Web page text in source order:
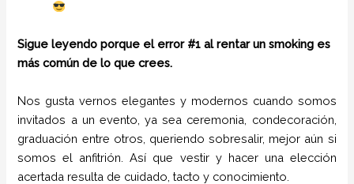
Sigue leyendo porque el error #1 al rentar un smoking es
más común de lo que crees.
Nos gusta vernos elegantes y modernos cuando somos
invitados a un evento, ya sea ceremonia, condecoración,
graduación entre otros, queriendo sobresalir, mejor aún si
somos el anfitrión. Así que vestir y hacer una elección
acertada resulta de cuidado, tacto y conocimiento.